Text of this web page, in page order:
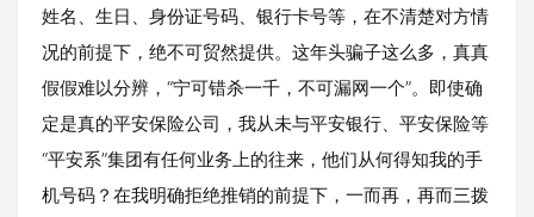
姓名、生日、身份证号码、银行卡号等，在不清楚对方情
况的前提下，绝不可贸然提供。这年头骗子这么多，真真
假假难以分辨，“宁可错杀一千，不可漏网一个”。即使确
定是真的平安保险公司，我从未与平安银行、平安保险等
“平安系”集团有任何业务上的往来，他们从何得知我的手
机号码？在我明确拒绝推销的前提下，一而再，再而三拨